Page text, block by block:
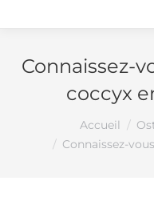
Connaissez-
coccyx
Vous êtes ici :
Accueil
Connaissez-